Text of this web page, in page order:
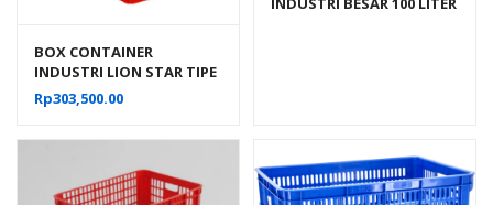
BOX CONTAINER
INDUSTRI LION STAR TIPE
IC-29 FORTE CRATE 303
Rp303,500.00